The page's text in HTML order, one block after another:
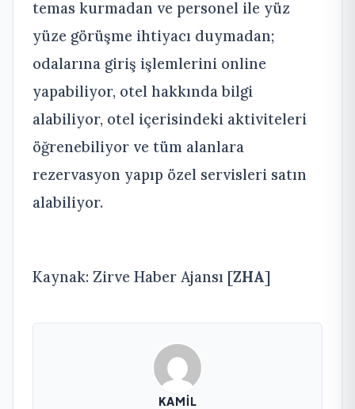
temas kurmadan ve personel ile yüz
yüze görüşme ihtiyacı duymadan;
odalarına giriş işlemlerini online
yapabiliyor, otel hakkında bilgi
alabiliyor, otel içerisindeki aktiviteleri
öğrenebiliyor ve tüm alanlara
rezervasyon yapıp özel servisleri satın
alabiliyor.
Kaynak: Zirve Haber Ajansı [ZHA]
KAMIL